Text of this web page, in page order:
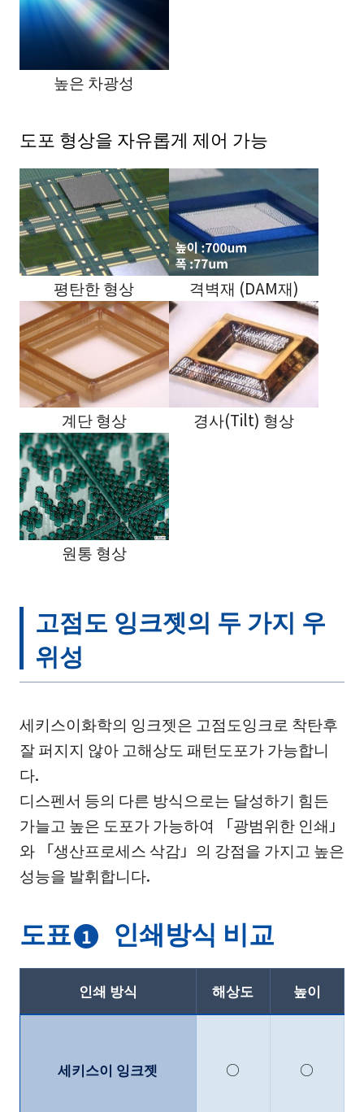
높은 차광성
도포 형상을 자유롭게 제어 가능
평탄한 형상 격벽재 (DAM재)
계단 형상 경사(Tilt) 형상
원통 형상
고점도 잉크젯의 두 가지 우
위성
세키스이화학의 잉크젯은 고점도잉크로 착탄후
잘 퍼지지 않아 고해상도 패턴도포가 가능합니
다.
디스펜서 등의 다른 방식으로는 달성하기 힘든
가늘고 높은 도포가 가능하여 「광범위한 인쇄」
와 「생산프로세스 삭감」의 강점을 가지고 높은
성능을 발휘합니다.
도표 1 인쇄방식 비교
인쇄 방식 해상도 높이
세키스이 잉크젯 ○ ○